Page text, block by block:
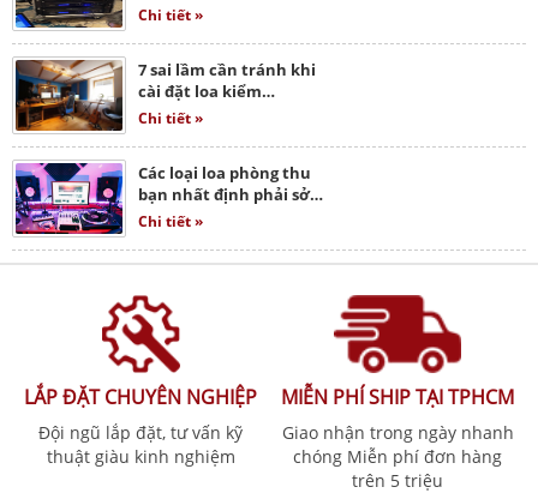
Chi tiết »
7 sai lầm cần tránh khi
cài đặt loa kiểm…
Chi tiết »
Các loại loa phòng thu
bạn nhất định phải sở…
Chi tiết »
LẮP ĐẶT CHUYÊN NGHIỆP
Đội ngũ lắp đặt, tư vấn kỹ
thuật giàu kinh nghiệm
MIỄN PHÍ SHIP TẠI TPHCM
Giao nhận trong ngày nhanh
chóng Miễn phí đơn hàng
trên 5 triệu